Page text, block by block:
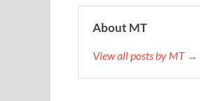
About MT
View all posts by MT →